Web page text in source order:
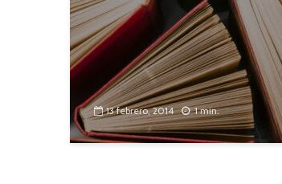
13 febrero, 2014 1 min.